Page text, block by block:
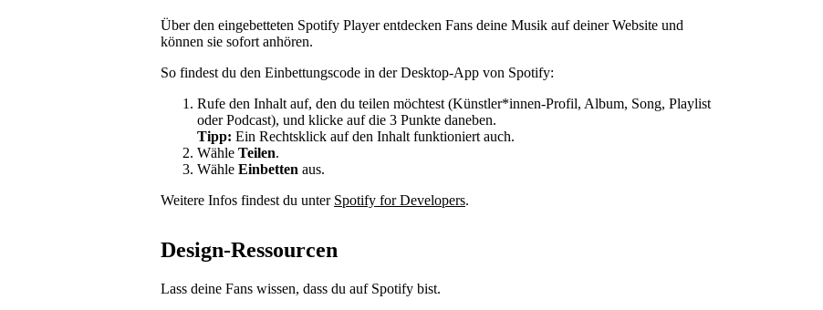
Über den eingebetteten Spotify Player entdecken Fans deine Musik auf deiner Website und
können sie sofort anhören.
So findest du den Einbettungscode in der Desktop-App von Spotify:
Rufe den Inhalt auf, den du teilen möchtest (Künstler*innen-Profil, Album, Song, Playlist
oder Podcast), und klicke auf die 3 Punkte daneben.
Tipp: Ein Rechtsklick auf den Inhalt funktioniert auch.
Wähle Teilen.
Wähle Einbetten aus.
Weitere Infos findest du unter Spotify for Developers.
Design-Ressourcen
Lass deine Fans wissen, dass du auf Spotify bist.